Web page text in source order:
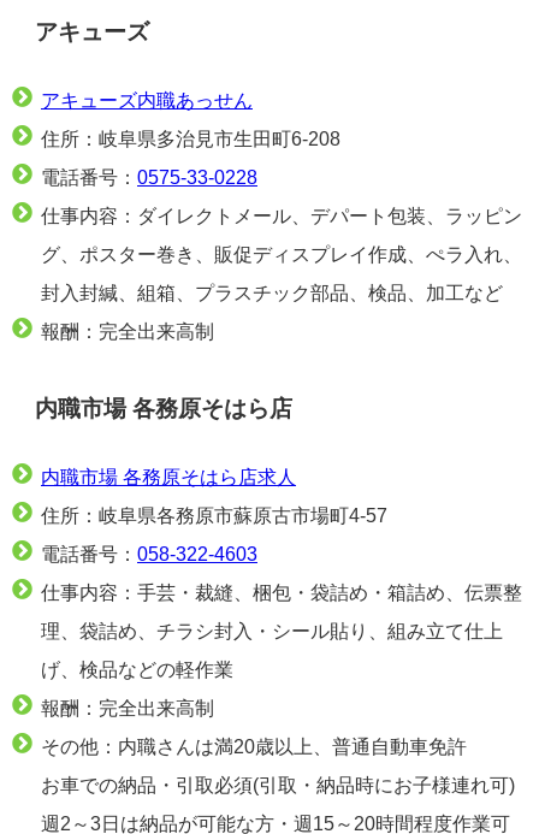
アキューズ
アキューズ内職あっせん
住所：岐阜県多治見市生田町6-208
電話番号： 0575-33-0228
仕事内容：ダイレクトメール、デパート包装、ラッピン
グ、ポスター巻き、販促ディスプレイ作成、ぺラ入れ、
封入封緘、組箱、プラスチック部品、検品、加工など
報酬：完全出来高制
内職市場 各務原そはら店
内職市場 各務原そはら店求人
住所：岐阜県各務原市蘇原古市場町4-57
電話番号： 058-322-4603
仕事内容：手芸・裁縫、梱包・袋詰め・箱詰め、伝票整
理、袋詰め、チラシ封入・シール貼り、組み立て仕上
げ、検品などの軽作業
報酬：完全出来高制
その他：内職さんは満20歳以上、普通自動車免許
お車での納品・引取必須(引取・納品時にお子様連れ可)
週2～3日は納品が可能な方・週15～20時間程度作業可